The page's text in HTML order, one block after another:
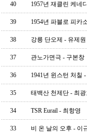
40 1957년 재클린 케네
39 1954년 파블로 피카
38 강릉 단오제 - 유제원
37 관노가면극 - 구본창
36 1941년 윈스턴 처칠
35 태백산 천제단 - 최광
34 TSR Eurail - 최항영
33 비 온 날의 오후 - 이